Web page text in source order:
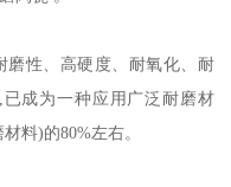
磨性、高硬度、耐氧化、耐
成为一种应用广泛耐磨材
料)的80%左右。